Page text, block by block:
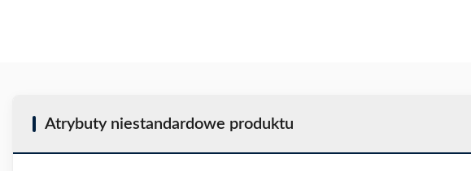
Atrybuty niestandardowe produktu